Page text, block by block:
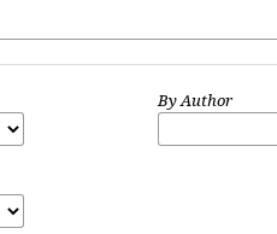
By Author